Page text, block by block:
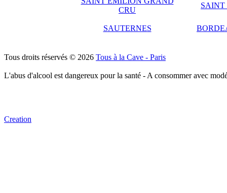
CRU
SAINT
SAUTERNES
Tous droits réservés © 2026 Tous à la Cave - Paris
L'abus d'alcool est dangereux pour la santé - A consommer avec
Creation